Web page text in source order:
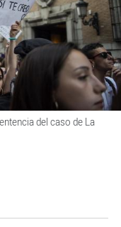
del caso de La